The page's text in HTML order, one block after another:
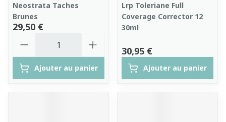
Neostrata Taches
Brunes
29,50 €
Ajouter au panier
Lrp Toleriane Full
Coverage Corrector 12
30ml
30,95 €
Ajouter au panier